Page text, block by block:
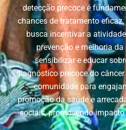
detecção precoce é
chances de tratamento
busca incentivar a
prevenção e melhoria
sensibilizar e educar
diagnóstico precoce do
comunidade para
promoção da saúde e
sociais, promovendo